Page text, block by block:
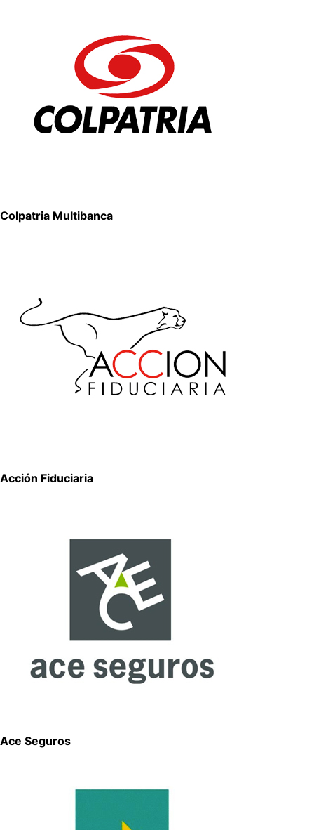
Colpatria Multibanca
Acción Fiduciaria
Ace Seguros